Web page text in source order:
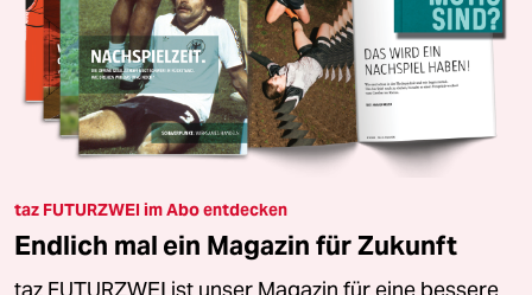
taz FUTURZWEI im Abo entdecken
Endlich mal ein Magazin für Zukunft